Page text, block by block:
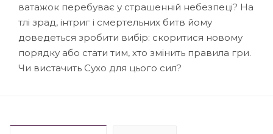
ватажок перебуває у страшенній небезпеці? На
тлі зрад, інтриг і смертельних битв йому
доведеться зробити вибір: скоритися новому
порядку або стати тим, хто змінить правила гри.
Чи вистачить Сухо для цього сил?